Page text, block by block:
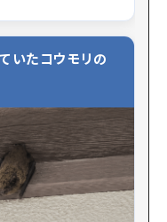
いたコウモリの